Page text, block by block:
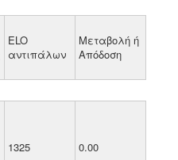
ELO
αντιπάλων
Μεταβολή ή
Απόδοση
1325 0.00